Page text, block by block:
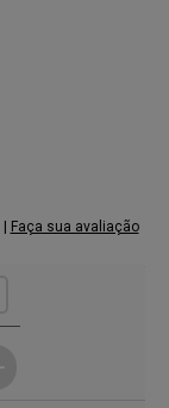
Faça sua avaliação